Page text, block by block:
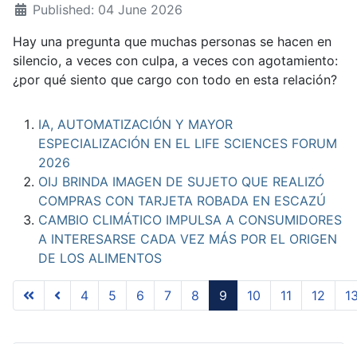
Published: 04 June 2026
Hay una pregunta que muchas personas se hacen en
silencio, a veces con culpa, a veces con agotamiento:
¿por qué siento que cargo con todo en esta relación?
IA, AUTOMATIZACIÓN Y MAYOR
ESPECIALIZACIÓN EN EL LIFE SCIENCES FORUM
2026
OIJ BRINDA IMAGEN DE SUJETO QUE REALIZÓ
COMPRAS CON TARJETA ROBADA EN ESCAZÚ
CAMBIO CLIMÁTICO IMPULSA A CONSUMIDORES
A INTERESARSE CADA VEZ MÁS POR EL ORIGEN
DE LOS ALIMENTOS
Page 9 of 34
4 5 6 7 8 9 10 11 12